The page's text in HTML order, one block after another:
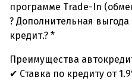
программе Trade-In
? Дополнительная
кредит.? *
Преимущества
✔ Ставка по кредиту от